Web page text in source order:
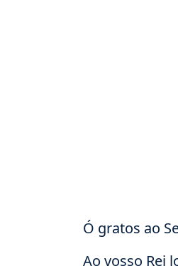
Ó gratos ao
Ao vosso Rei